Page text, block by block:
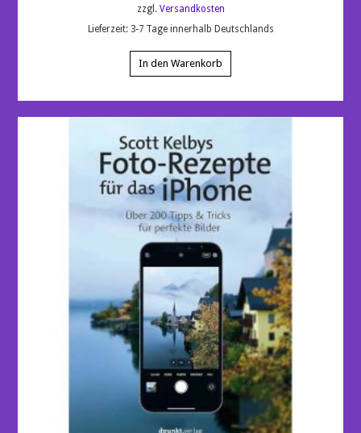
zzgl. Versandkosten
Lieferzeit: 3-7 Tage innerhalb Deutschlands
In den Warenkorb